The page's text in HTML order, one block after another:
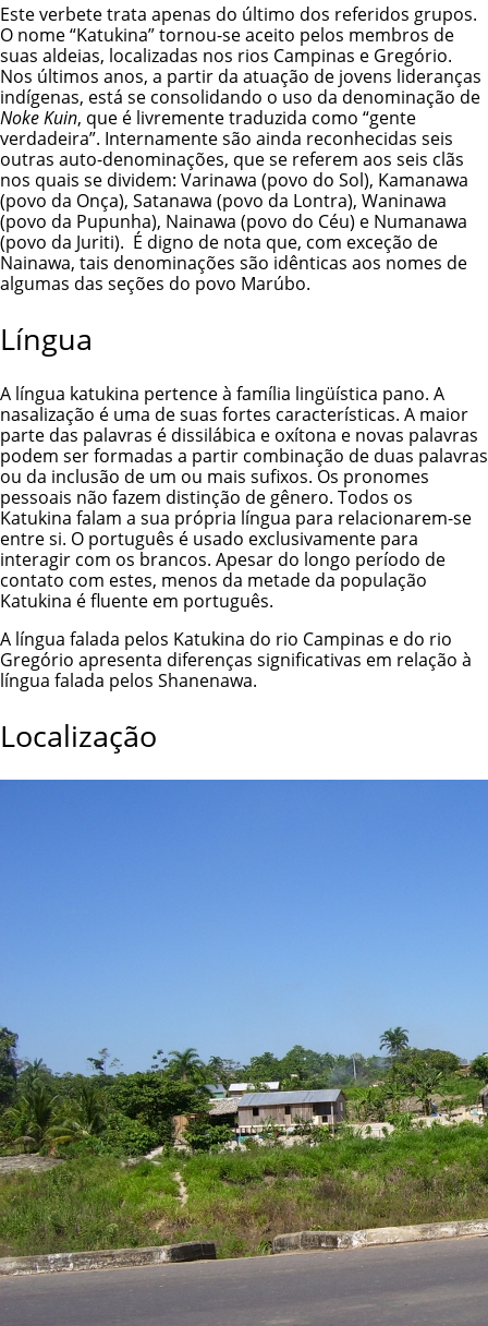
Este verbete trata apenas do último dos referidos grupos.
O nome “Katukina” tornou-se aceito pelos membros de
suas aldeias, localizadas nos rios Campinas e Gregório.
Nos últimos anos, a partir da atuação de jovens lideranças
indígenas, está se consolidando o uso da denominação de
Noke Kuin, que é livremente traduzida como “gente
verdadeira”. Internamente são ainda reconhecidas seis
outras auto-denominações, que se referem aos seis clãs
nos quais se dividem: Varinawa (povo do Sol), Kamanawa
(povo da Onça), Satanawa (povo da Lontra), Waninawa
(povo da Pupunha), Nainawa (povo do Céu) e Numanawa
(povo da Juriti). É digno de nota que, com exceção de
Nainawa, tais denominações são idênticas aos nomes de
algumas das seções do povo Marúbo.
Língua
A língua katukina pertence à família lingüística pano. A
nasalização é uma de suas fortes características. A maior
parte das palavras é dissilábica e oxítona e novas palavras
podem ser formadas a partir combinação de duas palavras
ou da inclusão de um ou mais sufixos. Os pronomes
pessoais não fazem distinção de gênero. Todos os
Katukina falam a sua própria língua para relacionarem-se
entre si. O português é usado exclusivamente para
interagir com os brancos. Apesar do longo período de
contato com estes, menos da metade da população
Katukina é fluente em português.
A língua falada pelos Katukina do rio Campinas e do rio
Gregório apresenta diferenças significativas em relação à
língua falada pelos Shanenawa.
Localização